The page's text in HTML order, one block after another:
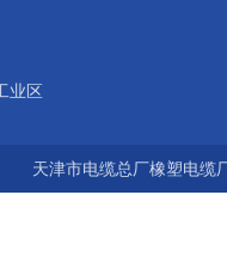
业区
天津市电缆总厂橡塑电